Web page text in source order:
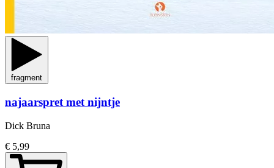
fragment
najaarspret met nijntje
Dick Bruna
€ 5,99